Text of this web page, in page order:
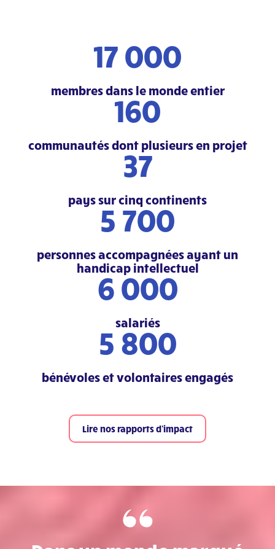
17 000
membres dans le monde entier
160
communautés dont plusieurs en projet
37
pays sur cinq continents
5 700
personnes accompagnées ayant un
handicap intellectuel
6 000
salariés
5 800
bénévoles et volontaires engagés
Lire nos rapports d’impact